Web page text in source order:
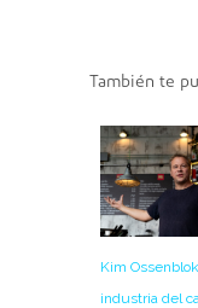
También te
Kim
industria del